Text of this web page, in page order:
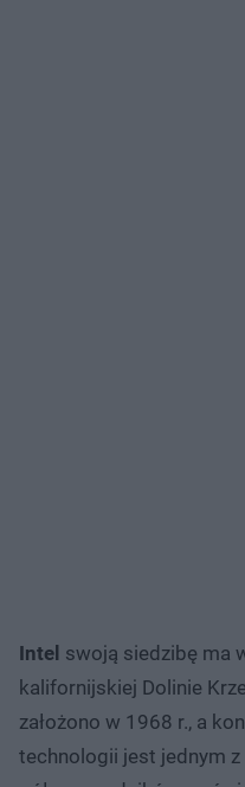
Intel swoją siedzibę ma
kalifornijskiej Dolinie
założono w 1968 r., a
technologii jest jednym